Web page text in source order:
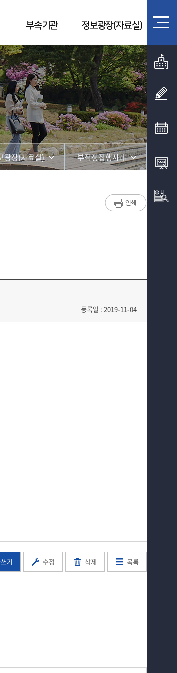
부속기관 정보광장(자료실)
광장(자료실) 부적정집행사례
부적정집행사례
등록일 : 2019-11-04
기 수정 삭제 목록